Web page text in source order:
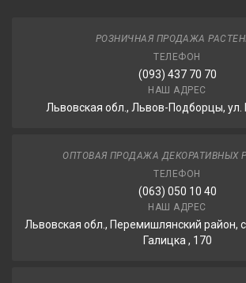
РОЗНИЧНАЯ ПРОДАЖА
ТЕЛЕФОН
(093) 437 70 70
НАШ АДРЕС
Львовская обл., Львов-Подборцы, ул.
ОПТОВАЯ ПРОДАЖА ДЕКОРАТИВНЫХ
ТЕЛЕФОН
(063) 050 10 40
НАШ АДРЕС
Львовская обл., Перемишлянский район,
Галицка , 170